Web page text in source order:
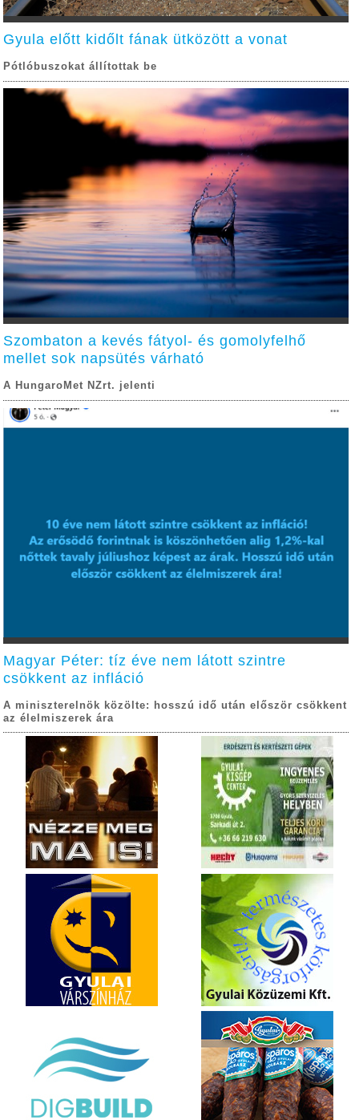
Gyula előtt kidőlt fának ütközött a vonat
Pótlóbuszokat állítottak be
Szombaton a kevés fátyol- és gomolyfelhő
mellet sok napsütés várható
A HungaroMet NZrt. jelenti
Magyar Péter: tíz éve nem látott szintre
csökkent az infláció
A miniszterelnök közölte: hosszú idő után először csökkent
az élelmiszerek ára